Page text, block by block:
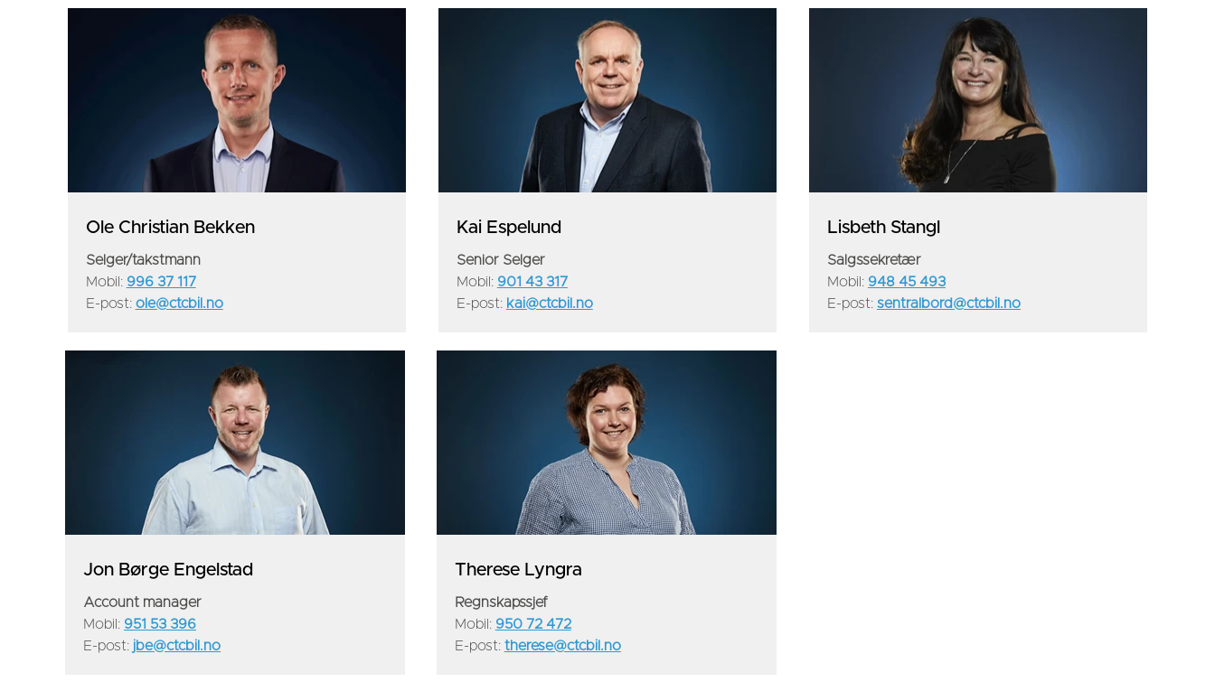
Ole Christian Bekken
Selger/takstmann
Mobil: 996 37 117
E-post: ole@ctcbil.no
Kai Espelund
Senior Selger
Mobil: 901 43 317
E-post: kai@ctcbil.no
Lisbeth Stangl
Salgssekretær
Mobil: 948 45 493
E-post: sentralbord@ctcbil.no
Jon Børge Engelstad
Account manager
Mobil: 951 53 396
E-post: jbe@ctcbil.no
Therese Lyngra
Regnskapssjef
Mobil: 950 72 472
E-post: therese@ctcbil.no